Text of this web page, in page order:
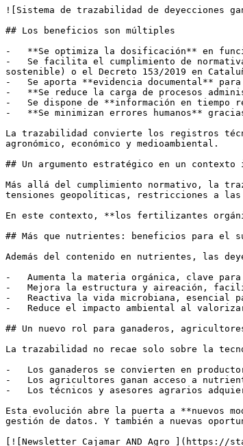
![Sistema de trazabilidad de deyecciones
## Los beneficios son múltiples
-   **Se optimiza la dosificación** en
-   Se facilita el cumplimiento de
sostenible) o el Decreto 153/2019 en
-   Se aporta **evidencia documental**
-   **Se reduce la carga de procesos
-   Se dispone de **información en tiempo
-   **Se minimizan errores humanos**
La trazabilidad convierte los registros
agronómico, económico y medioambiental.
## Un argumento estratégico en un
Más allá del cumplimiento normativo, la
tensiones geopolíticas, restricciones a las
En este contexto, **los fertilizantes
## Más que nutrientes: beneficios para el
Además del contenido en nutrientes, las
-   Aumenta la materia orgánica, clave
-   Mejora la estructura y aireación,
-   Reactiva la vida microbiana, esencial
-   Reduce el impacto ambiental al
## Un nuevo rol para ganaderos,
La trazabilidad no recae solo sobre la
-   Los ganaderos se convierten en
-   Los agricultores ganan acceso a
-   Los técnicos y asesores agrarios
Esta evolución abre la puerta a **nuevos
gestión de datos. Y también a nuevas
[![Newsletter Cajamar AND Agro ](https://